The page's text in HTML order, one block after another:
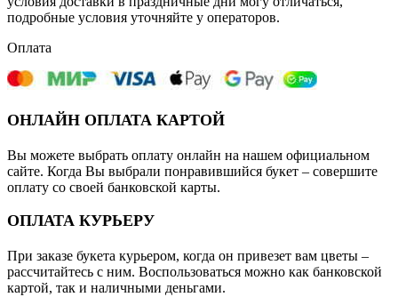
подробные условия уточняйте у операторов.
Оплата
ОНЛАЙН ОПЛАТА КАРТОЙ
Вы можете выбрать оплату онлайн на нашем официальном
сайте. Когда Вы выбрали понравившийся букет – совершите
оплату со своей банковской карты.
ОПЛАТА КУРЬЕРУ
При заказе букета курьером, когда он привезет вам цветы –
рассчитайтесь с ним. Воспользоваться можно как банковской
картой, так и наличными деньгами.